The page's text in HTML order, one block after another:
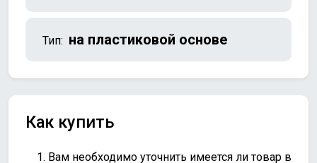
Тип: на пластиковой основе
Как купить
Вам необходимо уточнить имеется ли товар в